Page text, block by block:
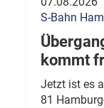
S-Bahn
kommt
Jetzt ist es
81